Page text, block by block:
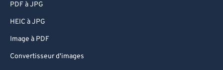
PDF à JPG
HEIC à JPG
Image à PDF
Convertisseur d'images